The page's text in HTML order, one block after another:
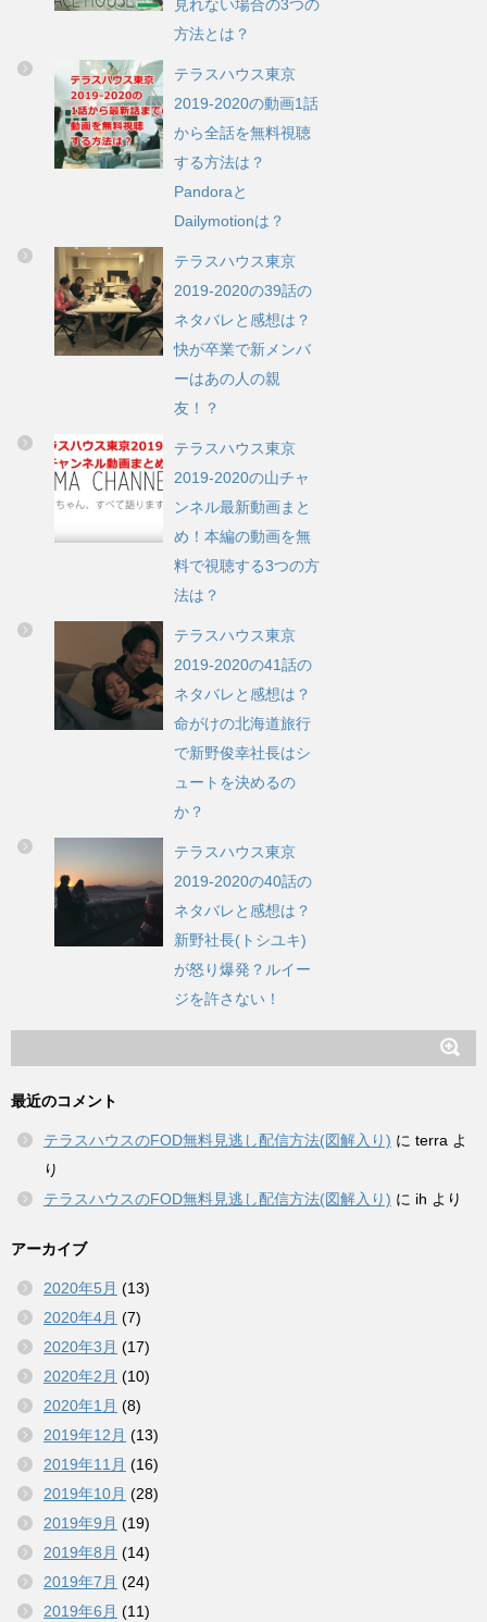
見れない場合の3つの
方法とは？
テラスハウス東京
2019-2020の動画1話
から全話を無料視聴
する方法は？
Pandoraと
Dailymotionは？
テラスハウス東京
2019-2020の39話の
ネタバレと感想は？
快が卒業で新メンバ
ーはあの人の親
友！？
テラスハウス東京
2019-2020の山チャ
ンネル最新動画まと
め！本編の動画を無
料で視聴する3つの方
法は？
テラスハウス東京
2019-2020の41話の
ネタバレと感想は？
命がけの北海道旅行
で新野俊幸社長はシ
ュートを決めるの
か？
テラスハウス東京
2019-2020の40話の
ネタバレと感想は？
新野社長(トシユキ)
が怒り爆発？ルイー
ジを許さない！
最近のコメント
テラスハウスのFOD無料見逃し配信方法(図解入り) に terra よ
り
テラスハウスのFOD無料見逃し配信方法(図解入り) に ih より
アーカイブ
2020年5月 (13)
2020年4月 (7)
2020年3月 (17)
2020年2月 (10)
2020年1月 (8)
2019年12月 (13)
2019年11月 (16)
2019年10月 (28)
2019年9月 (19)
2019年8月 (14)
2019年7月 (24)
2019年6月 (11)